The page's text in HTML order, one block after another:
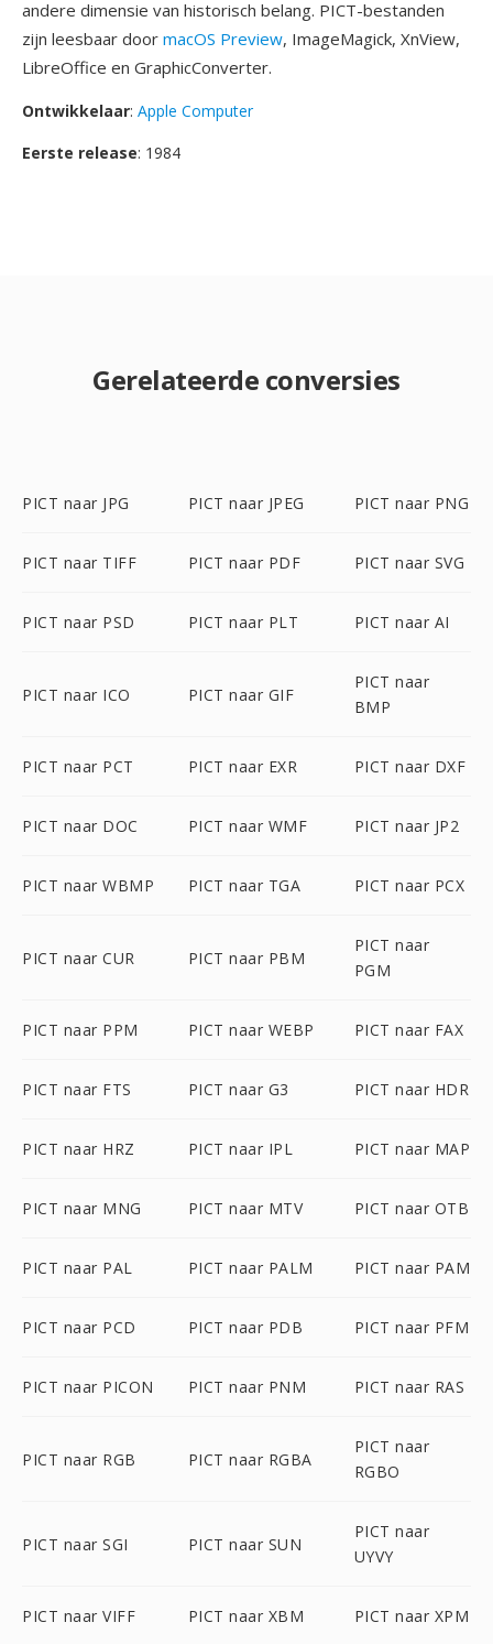
andere dimensie van historisch belang. PICT-bestanden
zijn leesbaar door macOS Preview, ImageMagick, XnView,
LibreOffice en GraphicConverter.
Ontwikkelaar: Apple Computer
Eerste release: 1984
Gerelateerde conversies
PICT naar JPG PICT naar JPEG PICT naar PNG
PICT naar TIFF PICT naar PDF PICT naar SVG
PICT naar PSD PICT naar PLT PICT naar AI
PICT naar ICO PICT naar GIF
PICT naar
BMP
PICT naar PCT PICT naar EXR PICT naar DXF
PICT naar DOC PICT naar WMF PICT naar JP2
PICT naar WBMP PICT naar TGA PICT naar PCX
PICT naar CUR PICT naar PBM
PICT naar
PGM
PICT naar PPM PICT naar WEBP PICT naar FAX
PICT naar FTS PICT naar G3 PICT naar HDR
PICT naar HRZ PICT naar IPL PICT naar MAP
PICT naar MNG PICT naar MTV PICT naar OTB
PICT naar PAL PICT naar PALM PICT naar PAM
PICT naar PCD PICT naar PDB PICT naar PFM
PICT naar PICON PICT naar PNM PICT naar RAS
PICT naar RGB PICT naar RGBA
PICT naar
RGBO
PICT naar SGI PICT naar SUN
PICT naar
UYVY
PICT naar VIFF PICT naar XBM PICT naar XPM